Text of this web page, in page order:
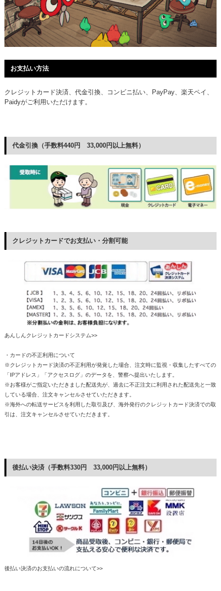
お支払い方法
クレジットカード決済、代金引換、コンビニ払い、PayPay、楽天ペイ、
Paidyがご利用いただけます。
代金引換（手数料440円 33,000円以上無料）
クレジットカードでお支払い・分割可能
あんしんクレジットカードシステム>>
・カードの不正利用について
※クレジットカード決済の不正利用が発覚した場合、注文時に監視・収集したすべての
「IPアドレス」「アクセスログ」のデータを、警察へ提出いたします。
※お客様がご指定いただきました配送先が、過去に不正注文に利用された配送先と一致
している場合、注文キャンセルさせていただきます。
※海外への転送サービスを利用した取引及び、海外発行のクレジットカード決済での取
引は、注文キャンセルさせていただきます。
後払い決済（手数料330円 33,000円以上無料）
後払い決済のお支払いの流れについて>>